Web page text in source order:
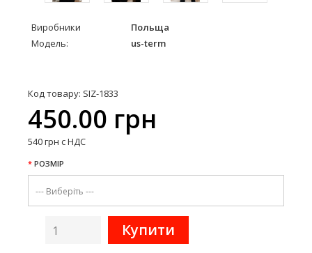
Виробники
Польща
Модель:
us-term
Код товару: SIZ-1833
450.00 грн
540 грн с НДС
РОЗМІР